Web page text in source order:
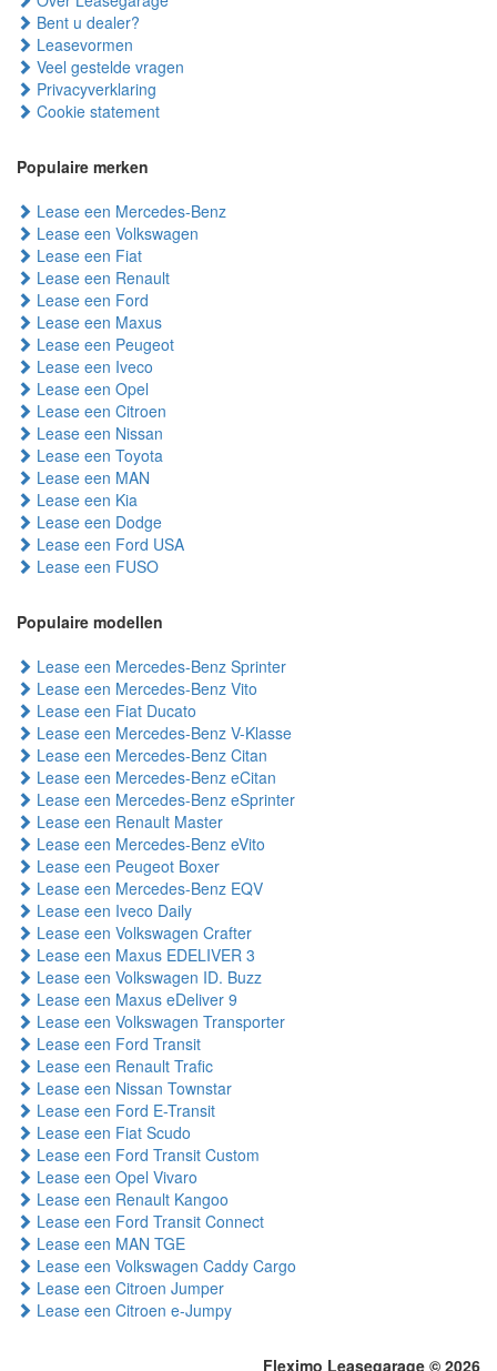
Bent u dealer?
Leasevormen
Veel gestelde vragen
Privacyverklaring
Cookie statement
Populaire merken
Lease een Mercedes-Benz
Lease een Volkswagen
Lease een Fiat
Lease een Renault
Lease een Ford
Lease een Maxus
Lease een Peugeot
Lease een Iveco
Lease een Opel
Lease een Citroen
Lease een Nissan
Lease een Toyota
Lease een MAN
Lease een Kia
Lease een Dodge
Lease een Ford USA
Lease een FUSO
Populaire modellen
Lease een Mercedes-Benz Sprinter
Lease een Mercedes-Benz Vito
Lease een Fiat Ducato
Lease een Mercedes-Benz V-Klasse
Lease een Mercedes-Benz Citan
Lease een Mercedes-Benz eCitan
Lease een Mercedes-Benz eSprinter
Lease een Renault Master
Lease een Mercedes-Benz eVito
Lease een Peugeot Boxer
Lease een Mercedes-Benz EQV
Lease een Iveco Daily
Lease een Volkswagen Crafter
Lease een Maxus EDELIVER 3
Lease een Volkswagen ID. Buzz
Lease een Maxus eDeliver 9
Lease een Volkswagen Transporter
Lease een Ford Transit
Lease een Renault Trafic
Lease een Nissan Townstar
Lease een Ford E-Transit
Lease een Fiat Scudo
Lease een Ford Transit Custom
Lease een Opel Vivaro
Lease een Renault Kangoo
Lease een Ford Transit Connect
Lease een MAN TGE
Lease een Volkswagen Caddy Cargo
Lease een Citroen Jumper
Lease een Citroen e-Jumpy
Fleximo Leasegarage © 2026